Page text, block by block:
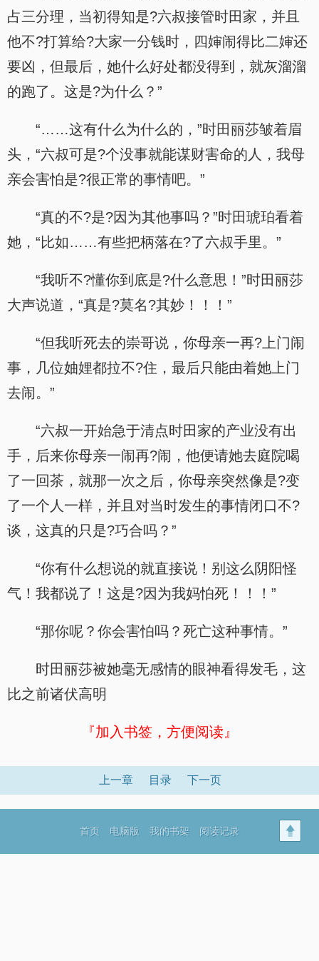
占三分理，当初得知是?六叔接管时田家，并且
他不?打算给?大家一分钱时，四婶闹得比二婶还
要凶，但最后，她什么好处都没得到，就灰溜溜
的跑了。这是?为什么？”
“……这有什么为什么的，”时田丽莎皱着眉
头，“六叔可是?个没事就能谋财害命的人，我母
亲会害怕是?很正常的事情吧。”
“真的不?是?因为其他事吗？”时田琥珀看着
她，“比如……有些把柄落在?了六叔手里。”
“我听不?懂你到底是?什么意思！”时田丽莎
大声说道，“真是?莫名?其妙！！！”
“但我听死去的崇哥说，你母亲一再?上门闹
事，几位妯娌都拉不?住，最后只能由着她上门
去闹。”
“六叔一开始急于清点时田家的产业没有出
手，后来你母亲一闹再?闹，他便请她去庭院喝
了一回茶，就那一次之后，你母亲突然像是?变
了一个人一样，并且对当时发生的事情闭口不?
谈，这真的只是?巧合吗？”
“你有什么想说的就直接说！别这么阴阳怪
气！我都说了！这是?因为我妈怕死！！！”
“那你呢？你会害怕吗？死亡这种事情。”
时田丽莎被她毫无感情的眼神看得发毛，这
比之前诸伏高明
『加入书签，方便阅读』
上一章 目录 下一页
首页 电脑版 我的书架 阅读记录